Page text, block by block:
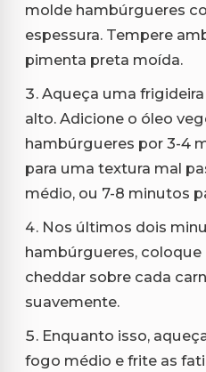
molde hambúrgueres
espessura. Tempere
pimenta preta moída.
Aqueça uma
alto. Adicione o óleo
hambúrgueres por 3-4
para uma textura mal
médio, ou 7-8 minutos
Nos últimos dois
hambúrgueres,
cheddar sobre cada
suavemente.
Enquanto isso,
fogo médio e frite as